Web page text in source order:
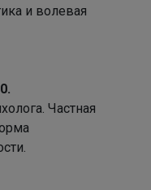
и волевая
Частная